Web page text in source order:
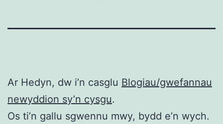
Ar Hedyn, dw i’n casglu Blogiau/gwefannau
newyddion sy’n cysgu.
Os ti’n gallu sgwennu mwy, bydd e’n wych.